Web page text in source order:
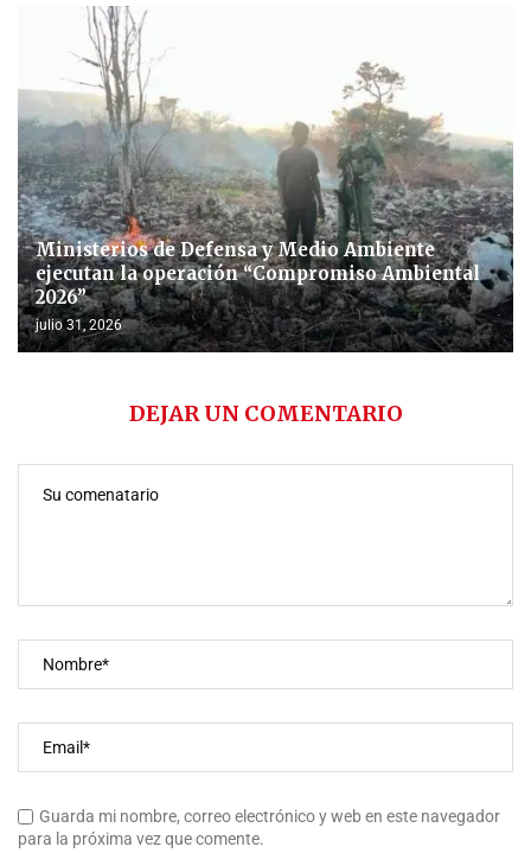
Ministerios de Defensa y Medio Ambiente
ejecutan la operación “Compromiso Ambiental
2026”
julio 31, 2026
DEJAR UN COMENTARIO
Guarda mi nombre, correo electrónico y web en este navegador
para la próxima vez que comente.